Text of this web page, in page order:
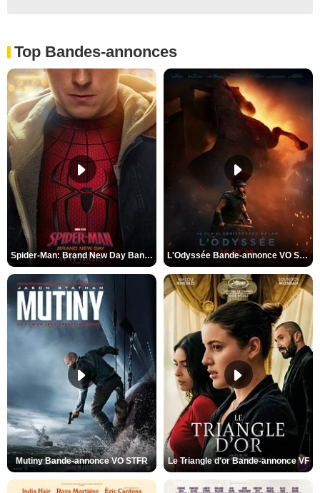
Top Bandes-annonces
Spider-Man: Brand New Day Bande-annonce VO STFR L'Odyssée Bande-annonce VO STFR
Mutiny Bande-annonce VO STFR Le Triangle d'or Bande-annonce VF